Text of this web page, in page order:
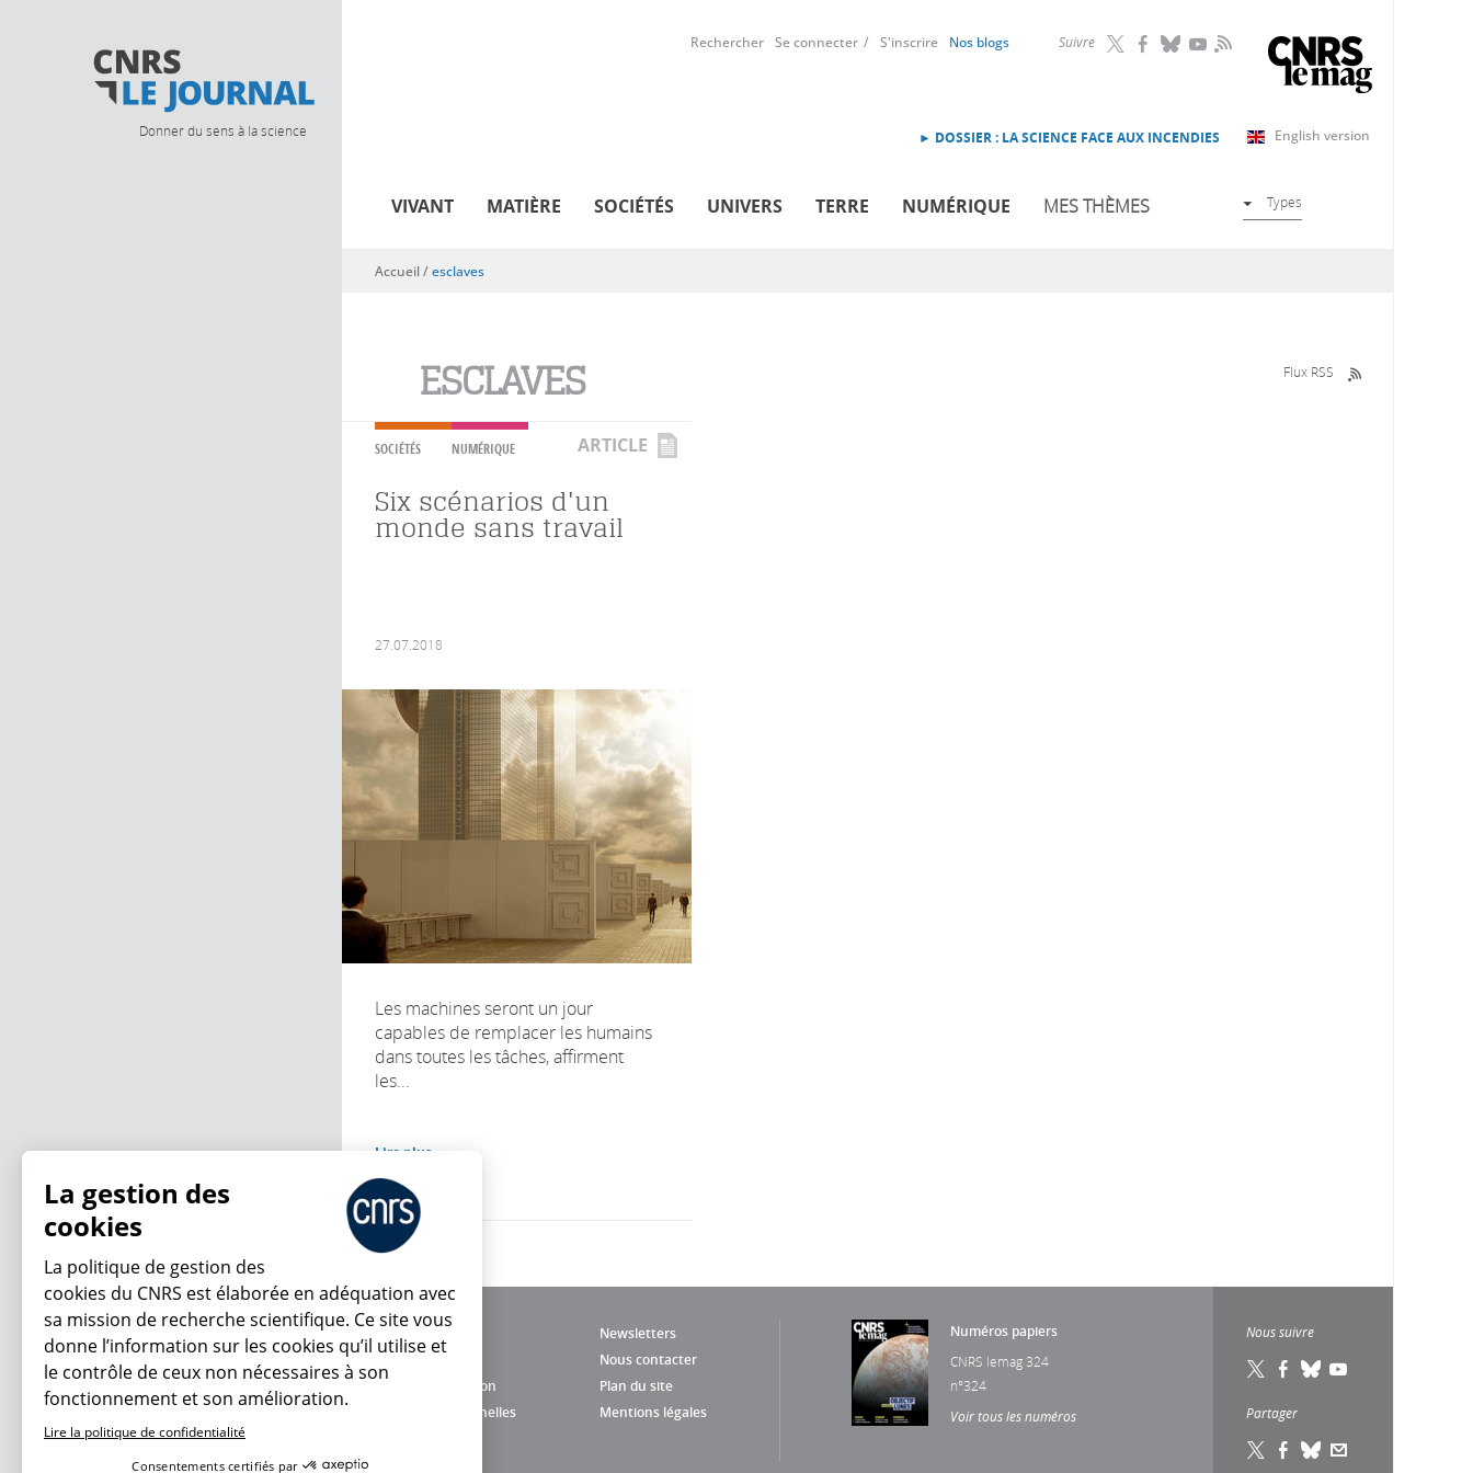
Donner du sens à la science
Suivre RSS
Rechercher Se connecter S'inscrire Nos blogs
English version
► DOSSIER : LA SCIENCE FACE AUX INCENDIES
VIVANT MATIÈRE SOCIÉTÉS UNIVERS TERRE NUMÉRIQUE MES THÈMES Types
Vous êtes ici
Accueil/esclaves
ESCLAVES Flux RSS
SOCIÉTÉS NUMÉRIQUE ARTICLE
Six scénarios d'un
monde sans travail
27.07.2018
Les machines seront un jour
capables de remplacer les humains
dans toutes les tâches, affirment
les...
Lire plus
Newsletters
Nous contacter
Charte d'utilisation
Plan du site
Données personnelles
Mentions légales
Numéros papiers
CNRS lemag 324
n°324
Voir tous les numéros
Nous suivre
Partager
En ce moment
La gestion des
cookies
La politique de gestion des
cookies du CNRS est élaborée en adéquation avec
sa mission de recherche scientifique. Ce site vous
donne l’information sur les cookies qu’il utilise et
le contrôle de ceux non nécessaires à son
fonctionnement et son amélioration.
Lire la politique de confidentialité
Consentements certifiés par